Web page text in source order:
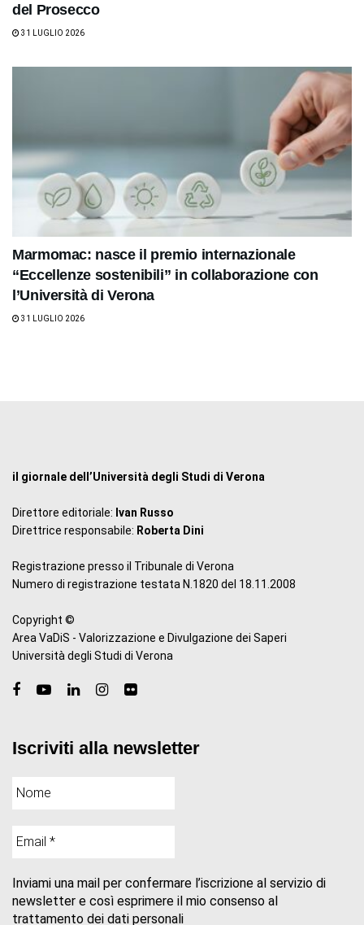
del Prosecco
31 LUGLIO 2026
Marmomac: nasce il premio internazionale
“Eccellenze sostenibili” in collaborazione con
l’Università di Verona
31 LUGLIO 2026
il giornale dell’Università degli Studi di Verona
Direttore editoriale: Ivan Russo
Direttrice responsabile: Roberta Dini
Registrazione presso il Tribunale di Verona
Numero di registrazione testata N.1820 del 18.11.2008
Copyright ©
Area VaDiS - Valorizzazione e Divulgazione dei Saperi
Università degli Studi di Verona
Iscriviti alla newsletter
Inviami una mail per confermare l’iscrizione al servizio di
newsletter e così esprimere il mio consenso al
trattamento dei dati personali